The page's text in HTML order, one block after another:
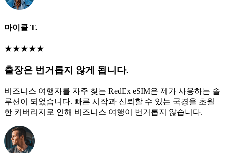
마이클 T.
★★★★★
출장은 번거롭지 않게 됩니다.
비즈니스 여행자를 자주 찾는 RedEx eSIM은 제가 사용하는 솔
루션이 되었습니다. 빠른 시작과 신뢰할 수 있는 국경을 초월
한 커버리지로 인해 비즈니스 여행이 번거롭지 않습니다.